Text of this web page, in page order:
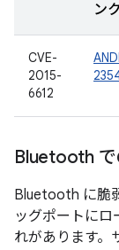
ンク
CVE-
2015-
6612
Bluetooth で
Bluetooth に脆
ッグポートに
れがあります。